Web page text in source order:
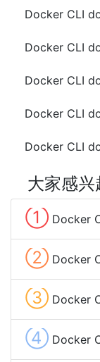
Docker CLI
Docker CLI
Docker CLI
Docker CLI
Docker CLI
大家感
① Docker
② Docker
③ Docker
④ Docker